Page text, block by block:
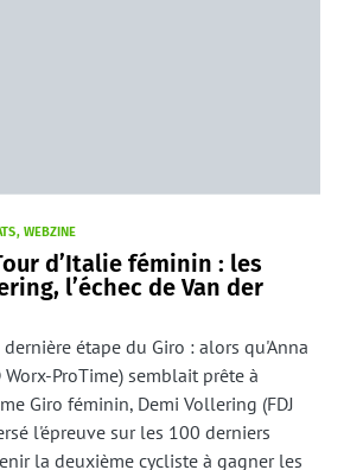
WEBZINE
d’Italie féminin : les
l’échec de Van der
étape du Giro : alors qu'Anna
ProTime) semblait prête à
Giro féminin, Demi Vollering (FDJ
l'épreuve sur les 100 derniers
la deuxième cycliste à gagner les